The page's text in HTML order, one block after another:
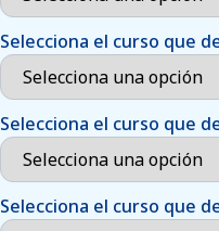
Selecciona el curso que
Selecciona el curso que
Selecciona el curso que